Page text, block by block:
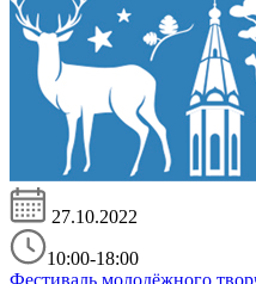
27.10.2022
10:00-18:00
Фестиваль молодёжного